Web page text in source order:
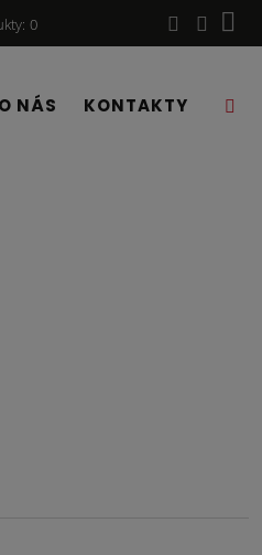
0
O NÁS KONTAKTY